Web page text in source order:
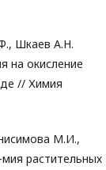
Шкаев А.Н.
на окисление
// Химия
М.И.,
растительных